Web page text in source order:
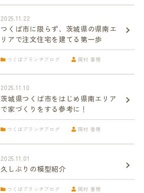
2025.11.22
つくば市に限らず、茨城県の県南エ
リアで注文住宅を建てる第一歩
つくばブランチブログ 岡村 香穂
2025.11.10
茨城県つくば市をはじめ県南エリア
で家づくりをする参考に！
つくばブランチブログ 岡村 香穂
2025.11.01
久しぶりの模型紹介
つくばブランチブログ 岡村 香穂